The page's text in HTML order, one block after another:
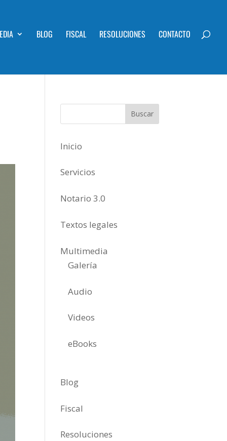
BLOG FISCAL RESOLUCIONES CONTACTO
Inicio
Servicios
Notario 3.0
Textos legales
Multimedia
Galería
Audio
Videos
eBooks
Blog
Fiscal
Resoluciones